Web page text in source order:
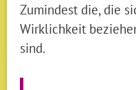
Zumindest die, die
Wirklichkeit
sind.